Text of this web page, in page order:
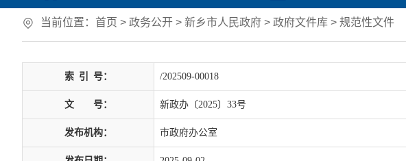
当前位置： 首页 > 政务公开 > 新乡市人民政府 > 政府文件库 > 规范性文件
索 引 号： /202509-00018
文 号： 新政办〔2025〕33号
发布机构： 市政府办公室